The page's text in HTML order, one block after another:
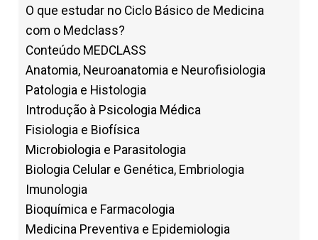
O que estudar no Ciclo Básico de Medicina
com o Medclass?
Conteúdo MEDCLASS
Anatomia, Neuroanatomia e Neurofisiologia
Patologia e Histologia
Introdução à Psicologia Médica
Fisiologia e Biofísica
Microbiologia e Parasitologia
Biologia Celular e Genética, Embriologia
Imunologia
Bioquímica e Farmacologia
Medicina Preventiva e Epidemiologia